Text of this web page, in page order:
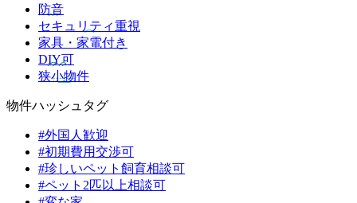
防音
セキュリティ重視
家具・家電付き
DIY可
狭小物件
物件ハッシュタグ
#外国人歓迎
#初期費用交渉可
#珍しいペット飼育相談可
#ペット2匹以上相談可